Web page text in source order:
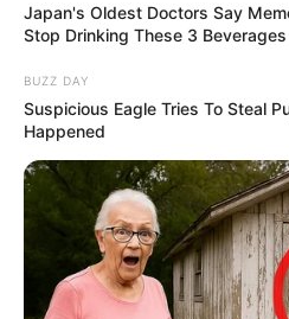
1 OLYMPIC MESSAGE
2 HARPER
3 DIVIDE AND RULE
4 LORD OF WAR
5 MAX VERST
6 FELIX AUX ORMES
7 SALALAH
8 GILDED DRAGON
9 ACTO
10 JOH SPIRIT
11 QUARTZ DU HOULEY
Japan's Oldest Doctors Say
Stop Drinking These 3 Beverages
BUZZ DAY
Suspicious Eagle Tries To Steal
Happened